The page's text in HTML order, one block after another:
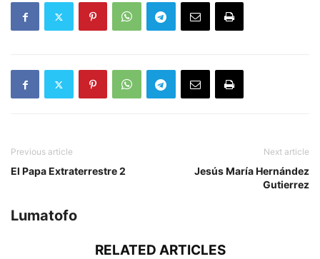
Previous article
El Papa Extraterrestre 2
Next article
Jesús María Hernández
Gutierrez
Lumatofo
RELATED ARTICLES